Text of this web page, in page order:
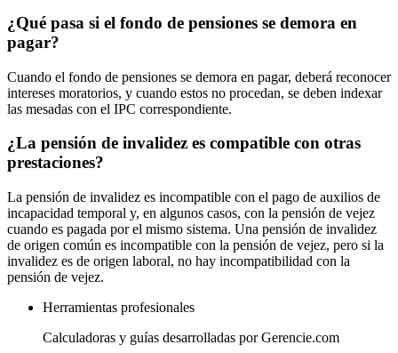
¿Qué pasa si el fondo de pensiones se demora en
pagar?
Cuando el fondo de pensiones se demora en pagar, deberá reconocer
intereses moratorios, y cuando estos no procedan, se deben indexar
las mesadas con el IPC correspondiente.
¿La pensión de invalidez es compatible con otras
prestaciones?
La pensión de invalidez es incompatible con el pago de auxilios de
incapacidad temporal y, en algunos casos, con la pensión de vejez
cuando es pagada por el mismo sistema. Una pensión de invalidez
de origen común es incompatible con la pensión de vejez, pero si la
invalidez es de origen laboral, no hay incompatibilidad con la
pensión de vejez.
Herramientas profesionales
Calculadoras y guías desarrolladas por Gerencie.com